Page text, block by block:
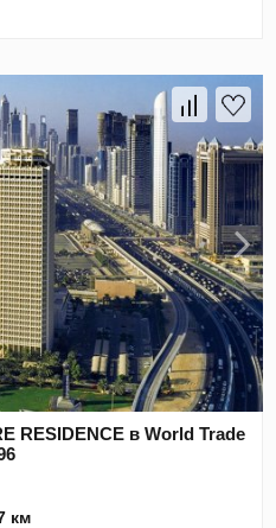
RESIDENCE в World Trade
км